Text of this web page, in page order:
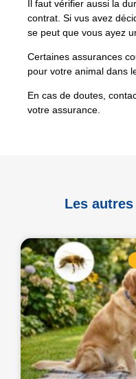
Il faut vérifier aussi la
contrat. Si vus avez
se peut que vous ayez
Certaines assurances
pour votre animal dans
En cas de doutes,
votre assurance.
Les